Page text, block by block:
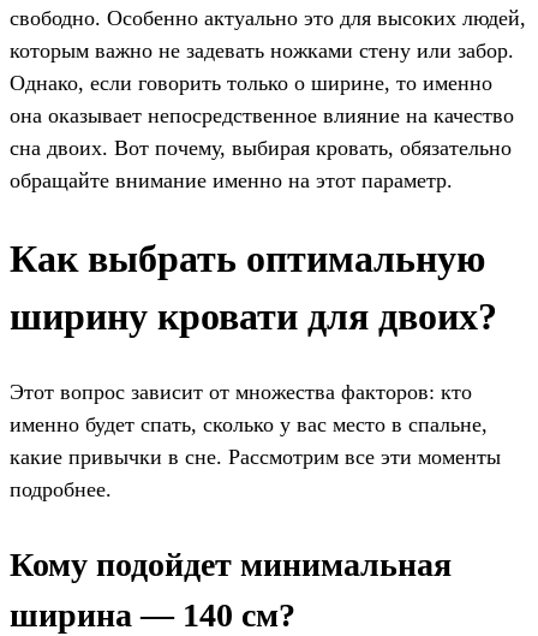
свободно. Особенно актуально это для высоких людей,
которым важно не задевать ножками стену или забор.
Однако, если говорить только о ширине, то именно
она оказывает непосредственное влияние на качество
сна двоих. Вот почему, выбирая кровать, обязательно
обращайте внимание именно на этот параметр.
Как выбрать оптимальную
ширину кровати для двоих?
Этот вопрос зависит от множества факторов: кто
именно будет спать, сколько у вас место в спальне,
какие привычки в сне. Рассмотрим все эти моменты
подробнее.
Кому подойдет минимальная
ширина — 140 см?